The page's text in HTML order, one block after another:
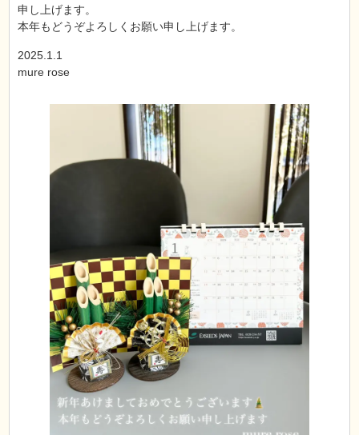
申し上げます。
本年もどうぞよろしくお願い申し上げます。
2025.1.1
mure rose